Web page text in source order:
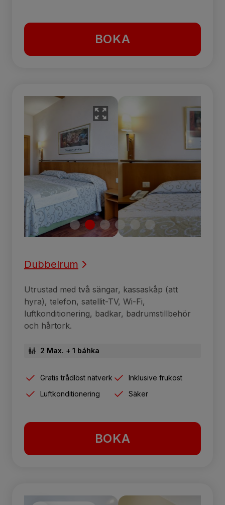
BOKA
Dubbelrum
Utrustad med två sängar, kassaskåp (att
hyra), telefon, satellit-TV, Wi-Fi,
luftkonditionering, badkar, badrumstillbehör
och hårtork.
2 Max. + 1 báhka
Gratis trådlöst nätverk
Inklusive frukost
Luftkonditionering
Säker
BOKA